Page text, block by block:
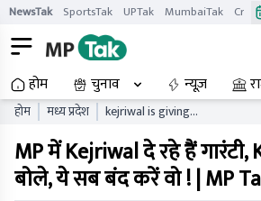
NewsTak SportsTak UPTak MumbaiTak
होम चुनाव न्यूज़
होम मध्य प्रदेश
kejriwal is giving
nath said he should stop all
this mp tak
MP में Kejriwal दे रहे हैं
बोले, ये सब बंद करें वो ! | MP